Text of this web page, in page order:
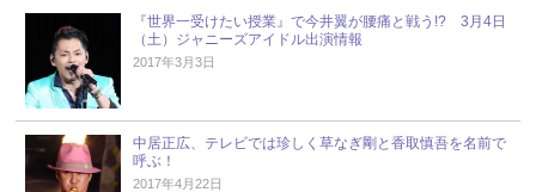
『世界一受けたい授業』で今井翼が腰痛と戦う!? 3月4日
（土）ジャニーズアイドル出演情報
2017年3月3日
中居正広、テレビでは珍しく草なぎ剛と香取慎吾を名前で
呼ぶ！
2017年4月22日